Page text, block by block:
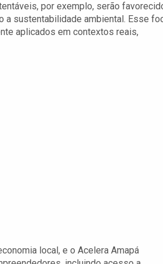
por exemplo, serão
a sustentabilidade ambiental. Esse
aplicados em contextos reais,
local, e o Acelera Amapá